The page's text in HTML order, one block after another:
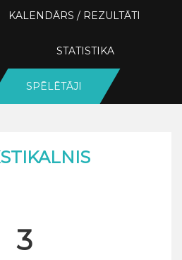
KALENDĀRS / REZULTĀTI
STATISTIKA
SPĒLĒTĀJI
3